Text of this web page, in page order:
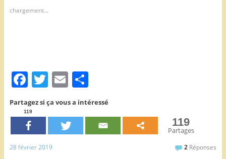
chargement…
F
c
e
b
T
itt
er
E
m
ai
l
P
ar
ta
Partagez si ça vous a intéressé
119
119
Partages
28 février 2019 2 Réponses